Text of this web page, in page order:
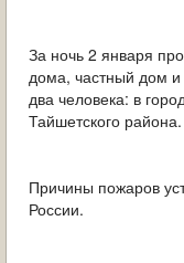
За ночь 2 января
дома, частный дом и
два человека: в
Тайшетского района.
Причины пожаров
России.